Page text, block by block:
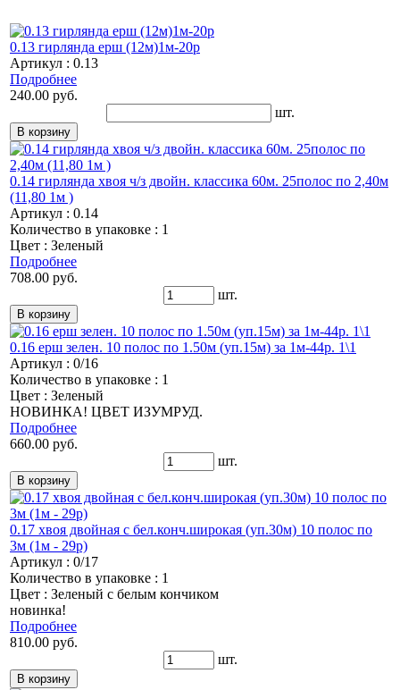
0.13 гирлянда ерш (12м)1м-20р
Артикул : 0.13
Подробнее
240.00 руб.
шт.
0.14 гирлянда хвоя ч/з двойн. классика 60м. 25полос по 2,40м
(11,80 1м )
Артикул : 0.14
Количество в упаковке : 1
Цвет : Зеленый
Подробнее
708.00 руб.
шт.
0.16 ерш зелен. 10 полос по 1.50м (уп.15м) за 1м-44р. 1\1
Артикул : 0/16
Количество в упаковке : 1
Цвет : Зеленый
НОВИНКА! ЦВЕТ ИЗУМРУД.
Подробнее
660.00 руб.
шт.
0.17 хвоя двойная с бел.конч.широкая (уп.30м) 10 полос по
3м (1м - 29р)
Артикул : 0/17
Количество в упаковке : 1
Цвет : Зеленый с белым кончиком
новинка!
Подробнее
810.00 руб.
шт.